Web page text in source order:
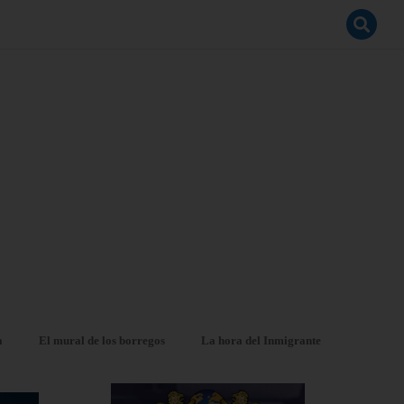
El mural de los borregos La hora del Inmigrante